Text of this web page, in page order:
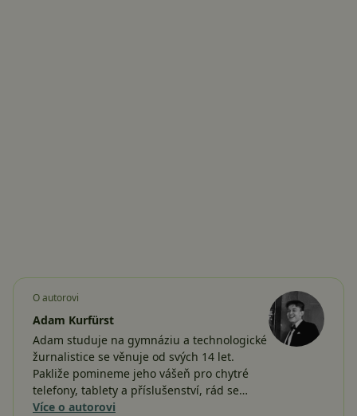
O autorovi
Adam Kurfürst
Adam studuje na gymnáziu a technologické
žurnalistice se věnuje od svých 14 let.
Pakliže pomineme jeho vášeň pro chytré
telefony, tablety a příslušenství, rád se…
Více o autorovi